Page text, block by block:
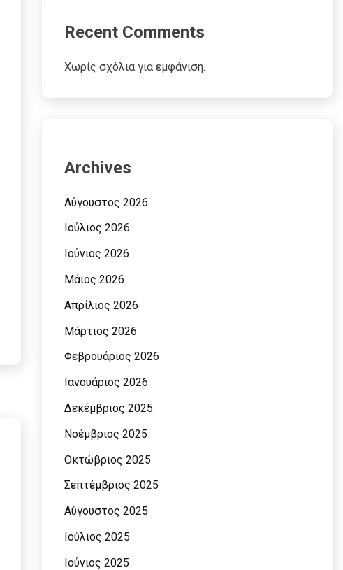
Recent Comments
Χωρίς σχόλια για εμφάνιση.
Archives
Αύγουστος 2026
Ιούλιος 2026
Ιούνιος 2026
Μάιος 2026
Απρίλιος 2026
Μάρτιος 2026
Φεβρουάριος 2026
Ιανουάριος 2026
Δεκέμβριος 2025
Νοέμβριος 2025
Οκτώβριος 2025
Σεπτέμβριος 2025
Αύγουστος 2025
Ιούλιος 2025
Ιούνιος 2025